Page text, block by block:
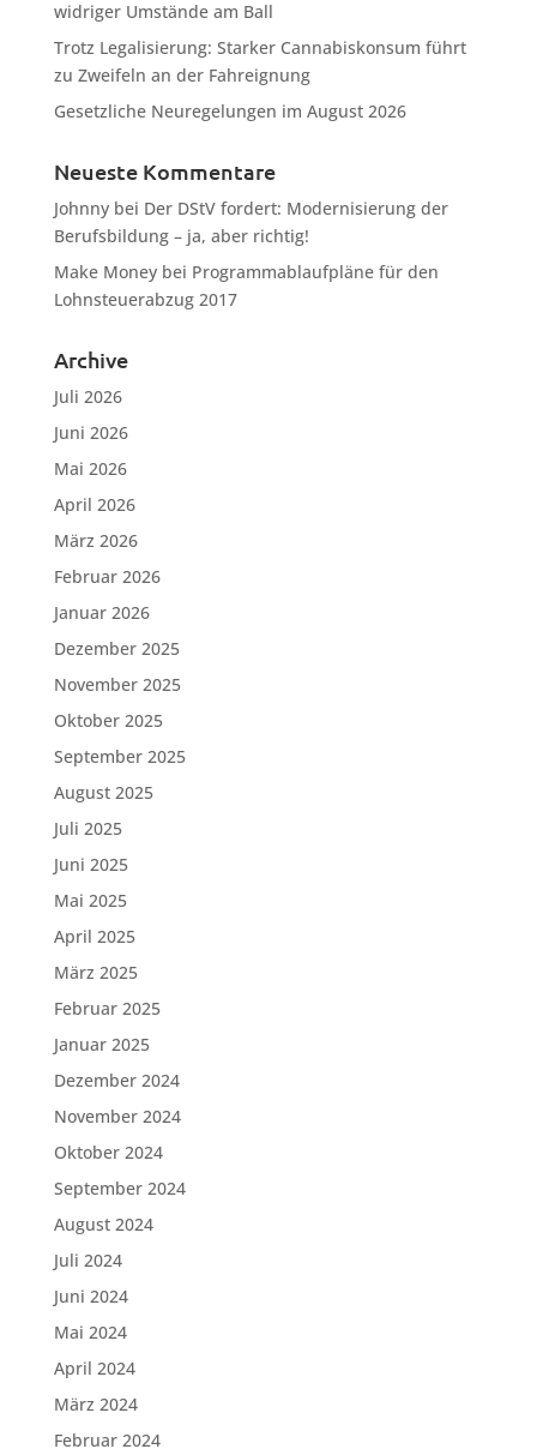
widriger Umstände am Ball
Trotz Legalisierung: Starker Cannabiskonsum führt
zu Zweifeln an der Fahreignung
Gesetzliche Neuregelungen im August 2026
Neueste Kommentare
Johnnybei Der DStV fordert: Modernisierung der
Berufsbildung – ja, aber richtig!
Make Moneybei Programmablaufpläne für den
Lohnsteuerabzug 2017
Archive
Juli 2026
Juni 2026
Mai 2026
April 2026
März 2026
Februar 2026
Januar 2026
Dezember 2025
November 2025
Oktober 2025
September 2025
August 2025
Juli 2025
Juni 2025
Mai 2025
April 2025
März 2025
Februar 2025
Januar 2025
Dezember 2024
November 2024
Oktober 2024
September 2024
August 2024
Juli 2024
Juni 2024
Mai 2024
April 2024
März 2024
Februar 2024